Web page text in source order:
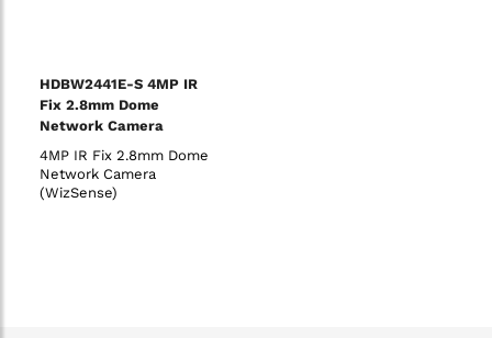
HDBW2441E-S 4MP IR
Fix 2.8mm Dome
Network Camera
(WizSense)
4MP IR Fix 2.8mm Dome
Network Camera
(WizSense)